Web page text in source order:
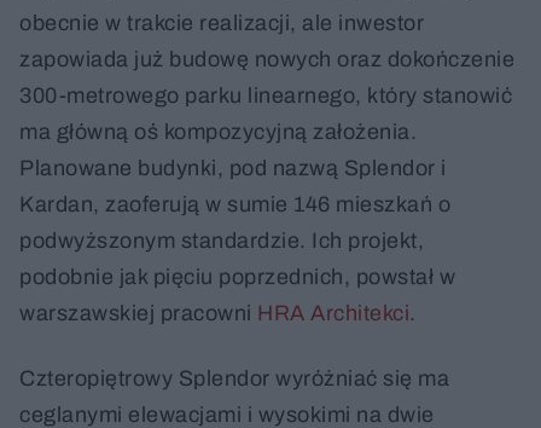
obecnie w trakcie realizacji, ale inwestor
zapowiada już budowę nowych oraz dokończenie
300-metrowego parku linearnego, który stanowić
ma główną oś kompozycyjną założenia.
Planowane budynki, pod nazwą Splendor i
Kardan, zaoferują w sumie 146 mieszkań o
podwyższonym standardzie. Ich projekt,
podobnie jak pięciu poprzednich, powstał w
warszawskiej pracowni HRA Architekci.
Czteropiętrowy Splendor wyróżniać się ma
ceglanymi elewacjami i wysokimi na dwie